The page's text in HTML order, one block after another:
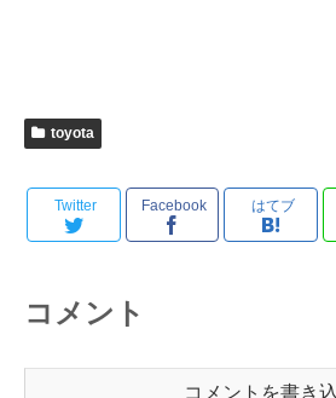
toyota
Twitter Facebook はてブ
コメント
コメントを書き